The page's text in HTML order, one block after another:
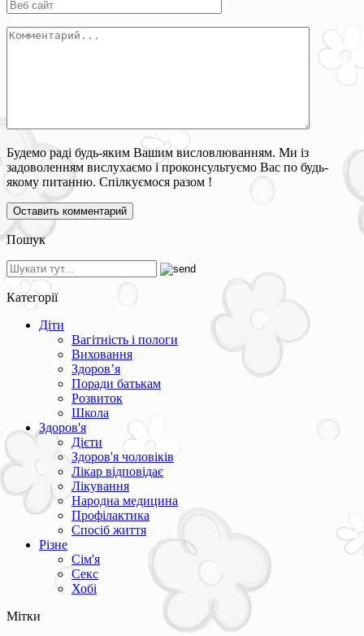
Будемо раді будь-яким Вашим висловлюванням. Ми із
задоволенням вислухаємо і проконсультуємо Вас по будь-
якому питанню. Спілкуємося разом !
Пошук
Категорії
Діти
Вагітність і пологи
Виховання
Здоров’я
Поради батькам
Розвиток
Школа
Здоров'я
Дієти
Здоров'я чоловіків
Лікар відповідає
Лікування
Народна медицина
Профілактика
Спосіб життя
Різне
Сім'я
Секс
Хобі
Мітки